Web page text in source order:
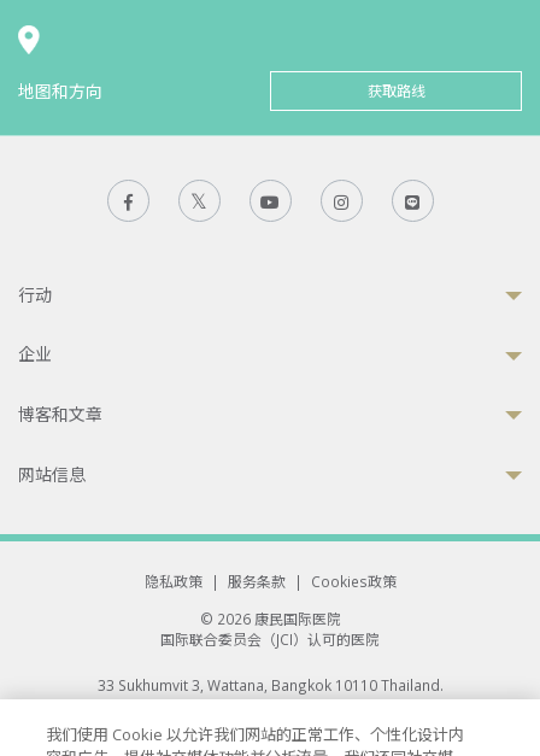
地图和方向 获取路线
行动
企业
博客和文章
网站信息
隐私政策 | 服务条款 |
Cookies政策
© 2026 康民国际医院
国际联合委员会（JCI）认可的医院
33 Sukhumvit 3, Wattana, Bangkok 10110 Thailand.
All rights reserved.
我们使用 Cookie 以允许我们网站的正常工作、个性化设计内